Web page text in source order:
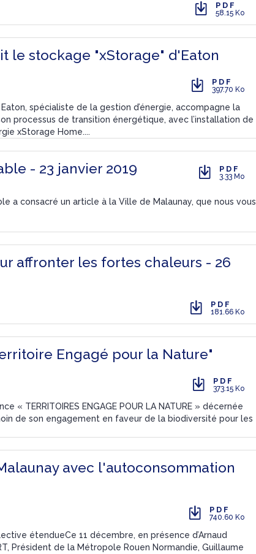
PDF
58.15 Ko
le stockage "xStorage" d'Eaton
PDF
397.70 Ko
spécialiste de la gestion d’énergie, accompagne la
processus de transition énergétique, avec l’installation de
xStorage Home....
- 23 janvier 2019 PDF
3.33 Mo
a consacré un article à la Ville de Malaunay, que nous vous
affronter les fortes chaleurs - 26
PDF
181.66 Ko
Engagé pour la Nature"
PDF
373.15 Ko
« TERRITOIRES ENGAGE POUR LA NATURE » décernée
de son engagement en faveur de la biodiversité pour les
avec l'autoconsommation
PDF
740.60 Ko
étendueCe 11 décembre, en présence d’Arnaud
Président de la Métropole Rouen Normandie, Guillaume